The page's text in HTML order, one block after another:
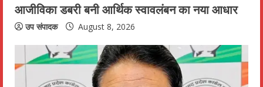
R
e
a
आजीविका डबरी बनी आर्थिक स्वावलंबन का नया आधार
उप संपादक August 8, 2026